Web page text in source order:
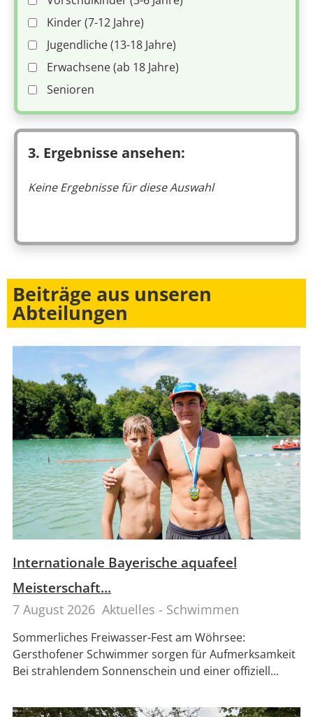
Kinder (7-12 Jahre)
Jugendliche (13-18 Jahre)
Erwachsene (ab 18 Jahre)
Senioren
3. Ergebnisse ansehen:
Keine Ergebnisse für diese Auswahl
Beiträge aus unseren
Abteilungen
Internationale Bayerische aquafeel
Meisterschaft...
7 August 2026 Aktuelles - Schwimmen
Sommerliches Freiwasser-Fest am Wöhrsee:
Gersthofener Schwimmer sorgen für Aufmerksamkeit
Bei strahlendem Sonnenschein und einer offiziell...